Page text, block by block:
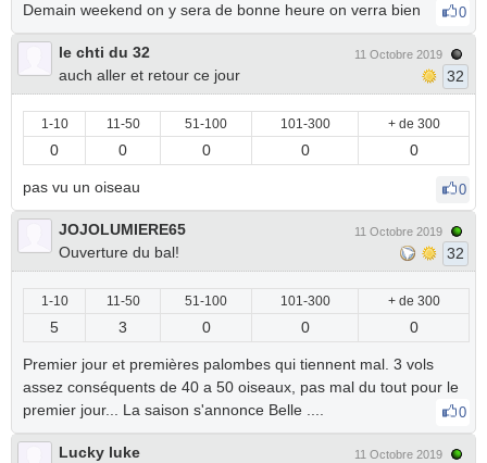
Demain weekend on y sera de bonne heure on verra bien
0
le chti du 32
auch aller et retour ce jour
11 Octobre 2019
32
1-10 11-50 51-100 101-300 + de 300
0 0 0 0 0
pas vu un oiseau 0
JOJOLUMIERE65
Ouverture du bal!
11 Octobre 2019
32
1-10 11-50 51-100 101-300 + de 300
5 3 0 0 0
Premier jour et premières palombes qui tiennent mal. 3 vols
assez conséquents de 40 a 50 oiseaux, pas mal du tout pour le
premier jour... La saison s'annonce Belle ....
0
Lucky luke
11 Octobre 2019